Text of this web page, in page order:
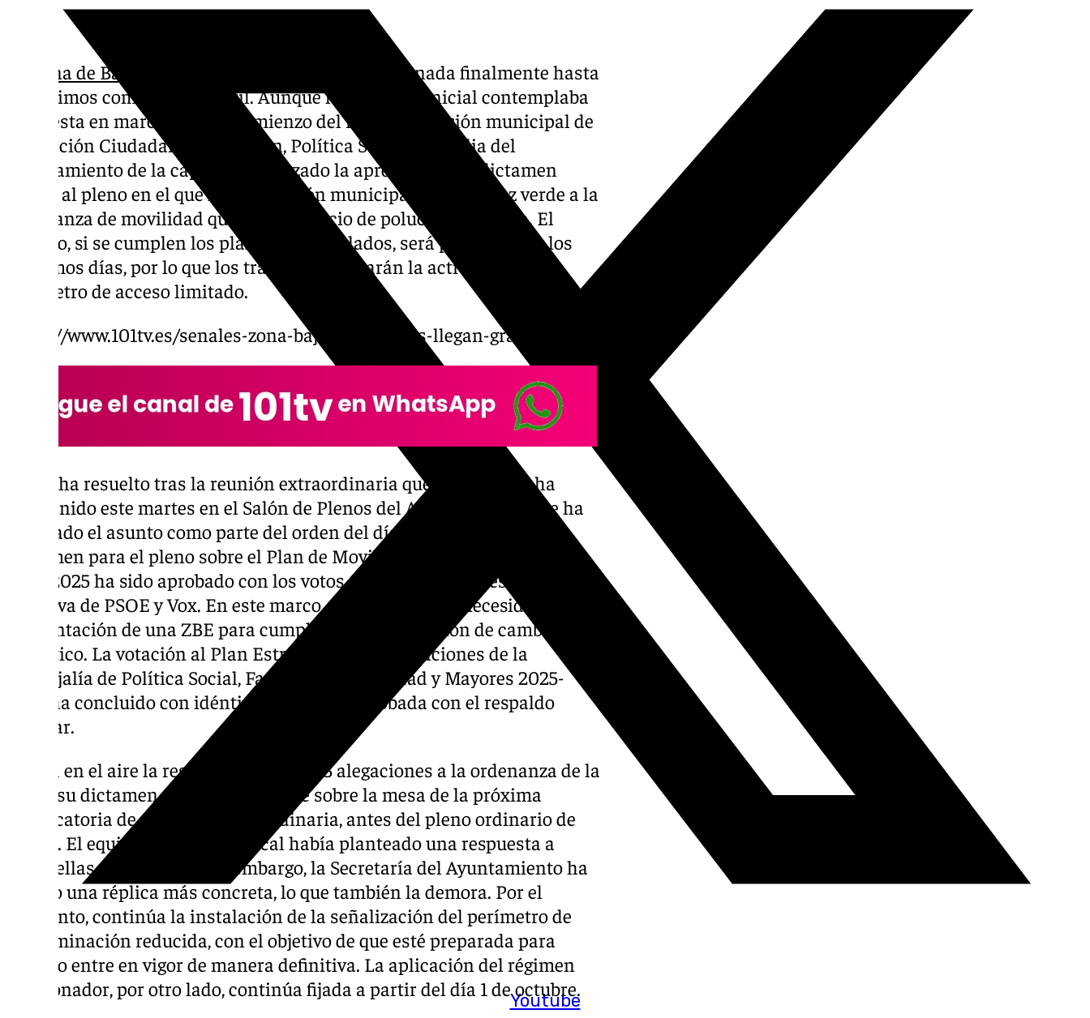
Youtube
Zona de Bajas Emisiones
(ZBE) no llegará a Granada finalmente hasta
los últimos compases de abril. Aunque la previsión inicial contemplaba
su puesta en marcha con el comienzo del mes, la comisión municipal de
Protección Ciudadana, Educación, Política Social y Familia del
Ayuntamiento de la capital ha aplazado la aprobación del dictamen
previo al pleno en el que la corporación municipal debe dar luz verde a la
ordenanza de movilidad que rija el espacio de polución reducida. El
decreto, si se cumplen los plazos contemplados, será publicado en los
próximos días, por lo que los trámites retrasarán la activación del
perímetro de acceso limitado.
https://www.101tv.es/senales-zona-bajas-emisiones-llegan-granada/
Así se ha resuelto tras la reunión extraordinaria que la comisión ha
mantenido este martes en el Salón de Plenos del Ayuntamiento, que ha
abordado el asunto como parte del orden del día. Por otro lado, el
dictamen para el pleno sobre el Plan de Movilidad Urbana Sostenible
2013-2025 ha sido aprobado con los votos a favor del PP, a pesar de la
negativa de PSOE y Vox. En este marco, se contempla la necesidad de la
implantación de una ZBE para cumplir con la legislación de cambio
climático. La votación al Plan Estratégico de Subvenciones de la
Concejalía de Política Social, Familia, Discapacidad y Mayores 2025-
2027 ha concluido con idéntico resultado, aprobada con el respaldo
popular.
Queda en el aire la resolución de las 383 alegaciones a la ordenanza de la
ZBE y su dictamen, presumiblemente sobre la mesa de la próxima
convocatoria de comisión extraordinaria, antes del pleno ordinario de
marzo. El equipo de gobierno local había planteado una respuesta a
todas ellas por bloques. Sin embargo, la Secretaría del Ayuntamiento ha
pedido una réplica más concreta, lo que también la demora. Por el
momento, continúa la instalación de la señalización del perímetro de
contaminación reducida, con el objetivo de que esté preparada para
cuando entre en vigor de manera definitiva. La aplicación del régimen
sancionador, por otro lado, continúa fijada a partir del día 1 de octubre.